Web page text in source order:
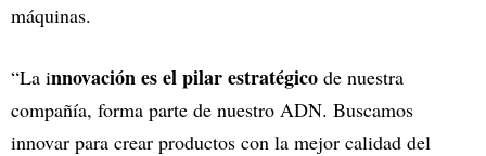
máquinas.
“La innovación es el pilar estratégico de nuestra
compañía, forma parte de nuestro ADN. Buscamos
innovar para crear productos con la mejor calidad del